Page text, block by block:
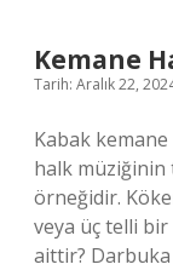
Kemane
Tarih: Aralık 22,
Kabak kemane
halk müziğinin
örneğidir.
veya üç telli bir
aittir?